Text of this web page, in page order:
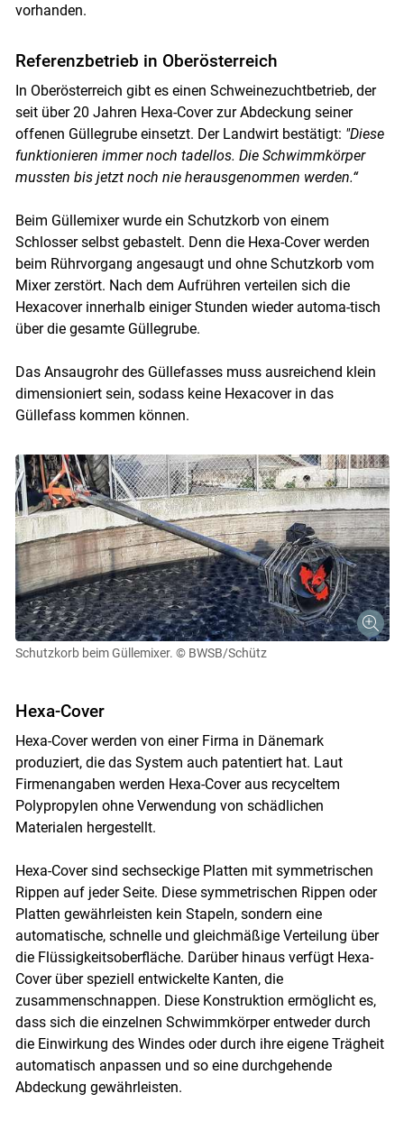
Skip to main content
vorhanden.
Referenzbetrieb in Oberösterreich
In Oberösterreich gibt es einen Schweinezuchtbetrieb, der
seit über 20 Jahren Hexa-Cover zur Abdeckung seiner
offenen Güllegrube einsetzt. Der Landwirt bestätigt: "Diese
funktionieren immer noch tadellos. Die Schwimmkörper
mussten bis jetzt noch nie herausgenommen werden.“
Beim Güllemixer wurde ein Schutzkorb von einem
Schlosser selbst gebastelt. Denn die Hexa-Cover werden
beim Rührvorgang angesaugt und ohne Schutzkorb vom
Mixer zerstört. Nach dem Aufrühren verteilen sich die
Hexacover innerhalb einiger Stunden wieder automa-tisch
über die gesamte Güllegrube.
Das Ansaugrohr des Güllefasses muss ausreichend klein
dimensioniert sein, sodass keine Hexacover in das
Güllefass kommen können.
Schutzkorb beim Güllemixer. © BWSB/Schütz
Hexa-Cover
Hexa-Cover werden von einer Firma in Dänemark
produziert, die das System auch patentiert hat. Laut
Firmenangaben werden Hexa-Cover aus recyceltem
Polypropylen ohne Verwendung von schädlichen
Materialen hergestellt.
Hexa-Cover sind sechseckige Platten mit symmetrischen
Rippen auf jeder Seite. Diese symmetrischen Rippen oder
Platten gewährleisten kein Stapeln, sondern eine
automatische, schnelle und gleichmäßige Verteilung über
die Flüssigkeitsoberfläche. Darüber hinaus verfügt Hexa-
Cover über speziell entwickelte Kanten, die
zusammenschnappen. Diese Konstruktion ermöglicht es,
dass sich die einzelnen Schwimmkörper entweder durch
die Einwirkung des Windes oder durch ihre eigene Trägheit
automatisch anpassen und so eine durchgehende
Abdeckung gewährleisten.